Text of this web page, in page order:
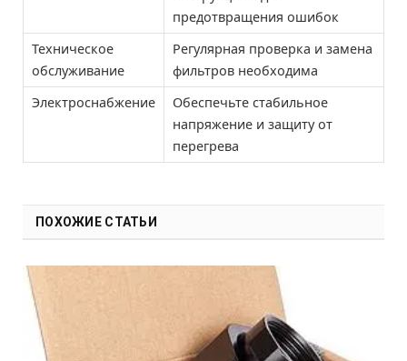
предотвращения ошибок
Техническое
обслуживание
Регулярная проверка и замена
фильтров необходима
Электроснабжение
Обеспечьте стабильное
напряжение и защиту от
перегрева
ПОХОЖИЕ СТАТЬИ